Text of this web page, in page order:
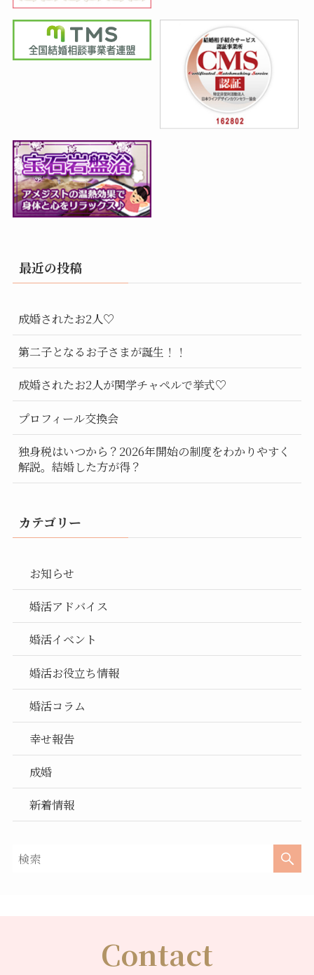
最近の投稿
成婚されたお2人♡
第二子となるお子さまが誕生！！
成婚されたお2人が関学チャペルで挙式♡
プロフィール交換会
独身税はいつから？2026年開始の制度をわかりやすく
解説。結婚した方が得？
カテゴリー
お知らせ
婚活アドバイス
婚活イベント
婚活お役立ち情報
婚活コラム
幸せ報告
成婚
新着情報
Contact